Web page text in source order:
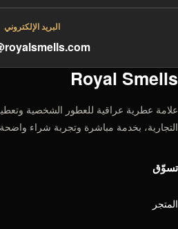
البريد الإلكتروني
Royal Smells
علامة عطرية عراقية للعطور الشخصية
التجارية، بخدمة مباشرة وتجربة شراء
تسوّق
المتجر